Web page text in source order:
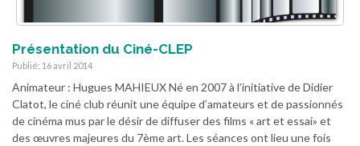
Présentation du Ciné-CLEP
Publié: 16 avril 2014
Animateur : Hugues MAHIEUX Né en 2007 à l’initiative de Didier
Clatot, le ciné club réunit une équipe d’amateurs et de passionnés
de cinéma mus par le désir de diffuser des films « art et essai» et
des œuvres majeures du 7ème art. Les séances ont lieu une fois